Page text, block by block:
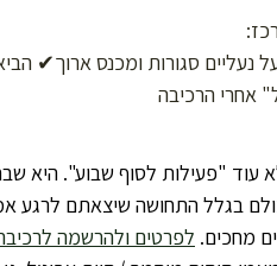
סגורות ומכנס ארוך✔
אחרי הרכיבה
עוד "פעילות לסוף שבוע".
בגלל התחושה שיצאתם לרגע
מחכים. לפרטים ולהרשמה